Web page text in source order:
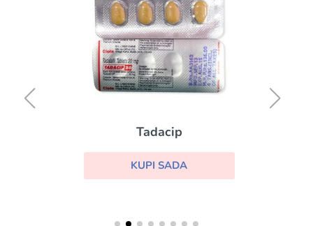
Tadacip
KUPI SADA